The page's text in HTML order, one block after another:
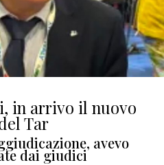
in arrivo il nuovo
Tar
avevo
dai giudici